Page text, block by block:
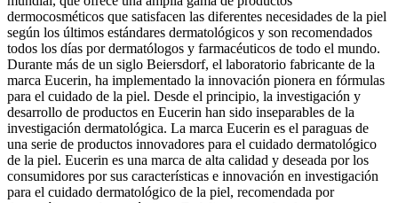
dermocosméticos que satisfacen las diferentes necesidades de la piel
según los últimos estándares dermatológicos y son recomendados
todos los días por dermatólogos y farmacéuticos de todo el mundo.
Durante más de un siglo Beiersdorf, el laboratorio fabricante de la
marca Eucerin, ha implementado la innovación pionera en fórmulas
para el cuidado de la piel. Desde el principio, la investigación y
desarrollo de productos en Eucerin han sido inseparables de la
investigación dermatológica. La marca Eucerin es el paraguas de
una serie de productos innovadores para el cuidado dermatológico
de la piel. Eucerin es una marca de alta calidad y deseada por los
consumidores por sus características e innovación en investigación
para el cuidado dermatológico de la piel, recomendada por